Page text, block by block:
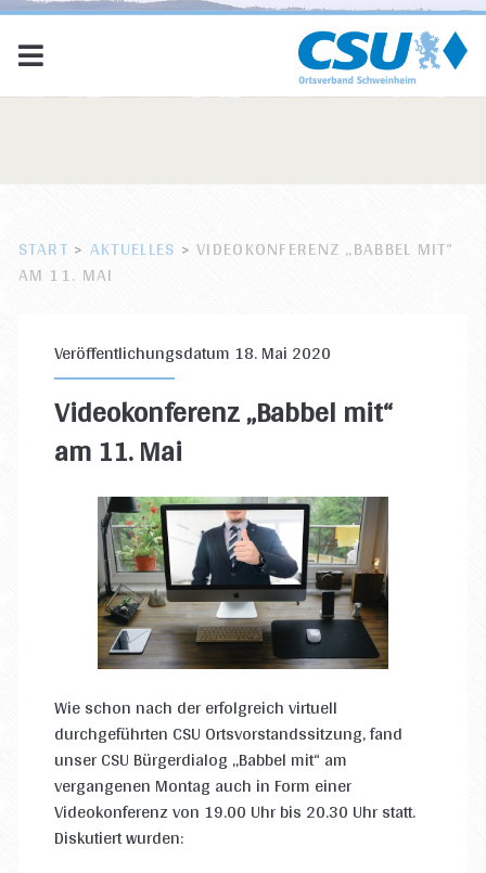
START > AKTUELLES >VIDEOKONFERENZ „BABBEL MIT“
AM 11. MAI
Veröffentlichungsdatum 18. Mai 2020
Videokonferenz „Babbel mit“
am 11. Mai
Wie schon nach der erfolgreich virtuell
durchgeführten CSU Ortsvorstandssitzung, fand
unser CSU Bürgerdialog „Babbel mit“ am
vergangenen Montag auch in Form einer
Videokonferenz von 19.00 Uhr bis 20.30 Uhr statt.
Diskutiert wurden: